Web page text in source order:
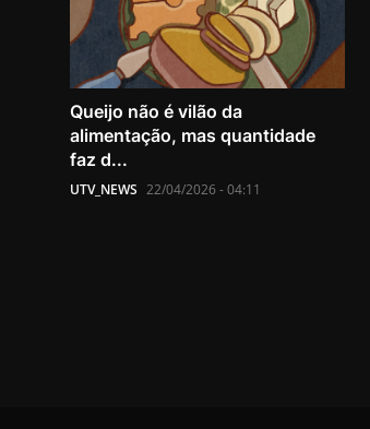
Queijo não é vilão da
alimentação, mas quantidade
faz d...
UTV_NEWS 22/04/2026 - 04:11